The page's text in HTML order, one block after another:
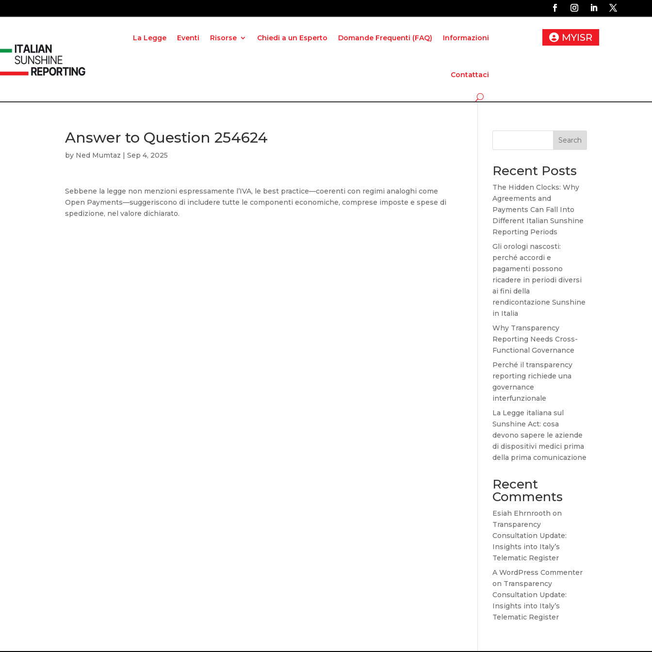
La Legge Eventi Risorse Chiedi a un Esperto Domande Frequenti (FAQ) Informazioni
Contattaci
MYISR
Answer to Question 254624
by Ned Mumtaz |Sep 4, 2025
Sebbene la legge non menzioni espressamente l’IVA, le best practice—coerenti con regimi analoghi come
Open Payments—suggeriscono di includere tutte le componenti economiche, comprese imposte e spese di
spedizione, nel valore dichiarato.
Search
Recent Posts
The Hidden Clocks: Why
Agreements and
Payments Can Fall Into
Different Italian Sunshine
Reporting Periods
Gli orologi nascosti:
perché accordi e
pagamenti possono
ricadere in periodi diversi
ai fini della
rendicontazione Sunshine
in Italia
Why Transparency
Reporting Needs Cross-
Functional Governance
Perché il transparency
reporting richiede una
governance
interfunzionale
La Legge italiana sul
Sunshine Act: cosa
devono sapere le aziende
di dispositivi medici prima
della prima comunicazione
Recent
Comments
Esiah Ehrnrooth on
Transparency
Consultation Update:
Insights into Italy’s
Telematic Register
A WordPress Commenter
on Transparency
Consultation Update:
Insights into Italy’s
Telematic Register